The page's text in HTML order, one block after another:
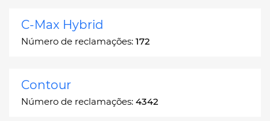
C-Max Hybrid
Número de reclamações: 172
Contour
Número de reclamações: 4342